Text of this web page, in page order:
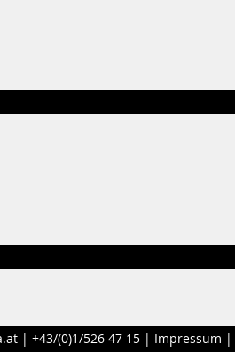
| +43/(0)1/526 47 15 | Impressum |